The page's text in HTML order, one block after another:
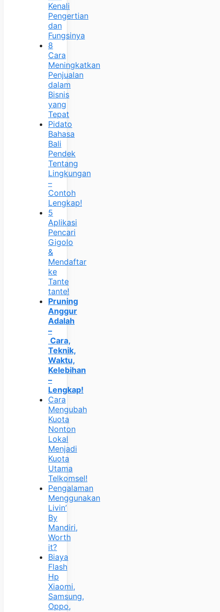
Kenali
Pengertian
dan
Fungsinya
8
Cara
Meningkatkan
Penjualan
dalam
Bisnis
yang
Tepat
Pidato
Bahasa
Bali
Pendek
Tentang
Lingkungan
–
Contoh
Lengkap!
5
Aplikasi
Pencari
Gigolo
&
Mendaftar
ke
Tante
tante!
Pruning
Anggur
Adalah
–
Cara,
Teknik,
Waktu,
Kelebihan
–
Lengkap!
Cara
Mengubah
Kuota
Nonton
Lokal
Menjadi
Kuota
Utama
Telkomsel!
Pengalaman
Menggunakan
Livin’
By
Mandiri,
Worth
it?
Biaya
Flash
Hp
Xiaomi,
Samsung,
Oppo,